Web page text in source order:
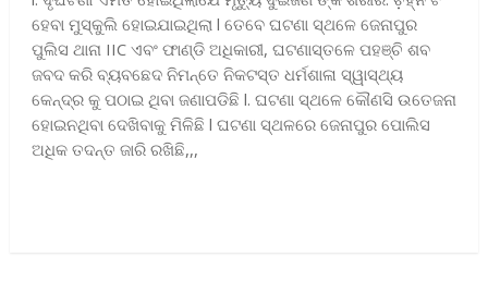
ହେବା ମୁସ୍କୁଲି ହୋଇଯାଇଥିଲା l ତେବେ ଘଟଣା ସ୍ଥଳେ ଜେନାପୁର
ପୁଲିସ ଥାନା IIC ଏବଂ ଫାଣ୍ଡି ଅଧିକାରୀ, ଘଟଣାସ୍ତଳେ ପହଞ୍ଚି ଶବ
ଜବଦ କରି ବ୍ୟବଛେଦ ନିମନ୍ତେ ନିକଟସ୍ତ ଧର୍ମଶାଳା ସ୍ୱାସ୍ଥ୍ୟ
କେନ୍ଦ୍ର କୁ ପଠାଇ ଥିବା ଜଣାପଡିଛି l. ଘଟଣା ସ୍ଥଳେ କୌଣସି ଉତେଜନା
ହୋଇନଥିବା ଦେଖିବାକୁ ମିଳିଛି l ଘଟଣା ସ୍ଥଳରେ ଜେନାପୁର ପୋଲିସ
ଅଧିକ ତଦନ୍ତ ଜାରି ରଖିଛି,,,